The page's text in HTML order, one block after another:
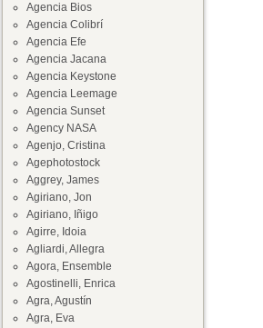
Agencia Bios
Agencia Colibrí
Agencia Efe
Agencia Jacana
Agencia Keystone
Agencia Leemage
Agencia Sunset
Agency NASA
Agenjo, Cristina
Agephotostock
Aggrey, James
Agiriano, Jon
Agiriano, Iñigo
Agirre, Idoia
Agliardi, Allegra
Agora, Ensemble
Agostinelli, Enrica
Agra, Agustín
Agra, Eva